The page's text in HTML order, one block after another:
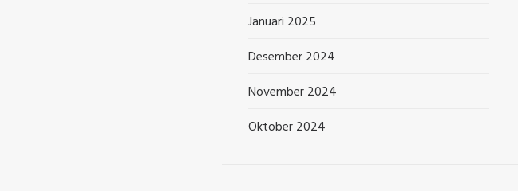
Januari 2025
Desember 2024
November 2024
Oktober 2024